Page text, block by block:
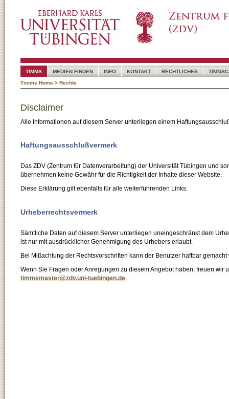
TIMMS MEDIEN FINDEN INFO KONTAKT RECHTLICHES
Timms Home > Rechte
Disclaimer
Alle Informationen auf diesem Server unterliegen einem
Haftungsausschlußvermerk
Das ZDV (Zentrum für Datenverarbeitung) der Universität Tübingen und
übernehmen keine Gewähr für die Richtigkeit der Inhalte dieser Website.
Diese Erklärung gilt ebenfalls für alle weiterführenden Links.
Urheberrechtsvermerk
Sämtliche Daten auf diesem Server unterliegen uneingeschränkt dem
ist nur mit ausdrücklicher Genehmigung des Urhebers erlaubt.
Bei Mißachtung der Rechtsvorschriften kann der Benutzer haftbar gemacht
Wenn Sie Fragen oder Anregungen zu diesem Angebot haben, freuen wir
timmsmaster@zdv.uni-tuebingen.de